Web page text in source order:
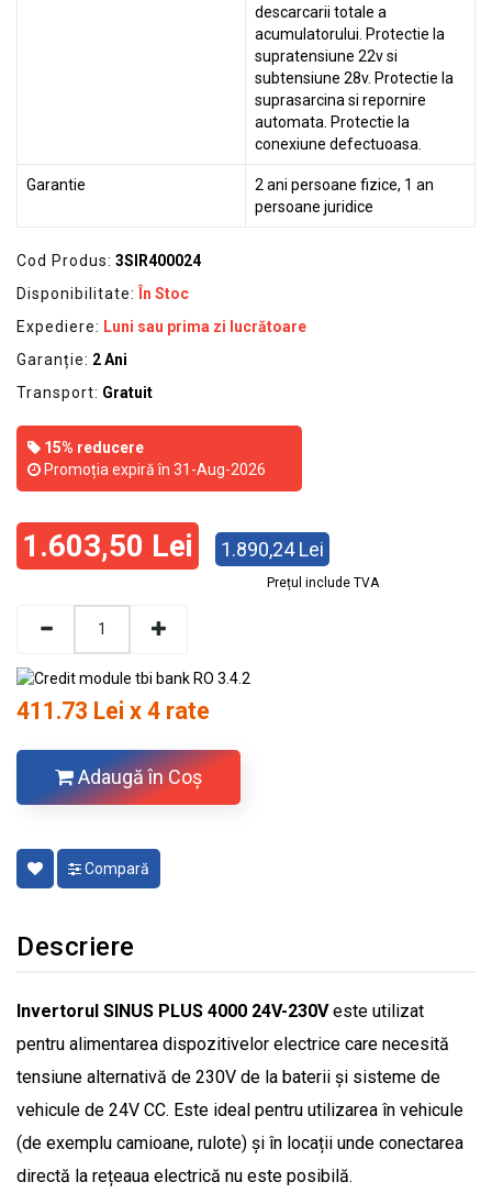
descarcarii totale a
acumulatorului. Protectie la
supratensiune 22v si
subtensiune 28v. Protectie la
suprasarcina si repornire
automata. Protectie la
conexiune defectuoasa.
Garantie
2 ani persoane fizice, 1 an
persoane juridice
Cod Produs: 3SIR400024
Disponibilitate:
În Stoc
Expediere: Luni sau prima zi lucrătoare
Garanție: 2 Ani
Transport: Gratuit
15% reducere
Promoția expiră în 31-Aug-2026
1.603,50 Lei 1.890,24 Lei
Prețul include TVA
411.73 Lei x 4 rate
Adaugă în Coş
Compară
Descriere
Invertorul SINUS PLUS 4000 24V-230Veste utilizat
pentru alimentarea dispozitivelor electrice care necesită
tensiune alternativă de 230V de la baterii și sisteme de
vehicule de 24V CC. Este ideal pentru utilizarea în vehicule
(de exemplu camioane, rulote) și în locații unde conectarea
directă la rețeaua electrică nu este posibilă.